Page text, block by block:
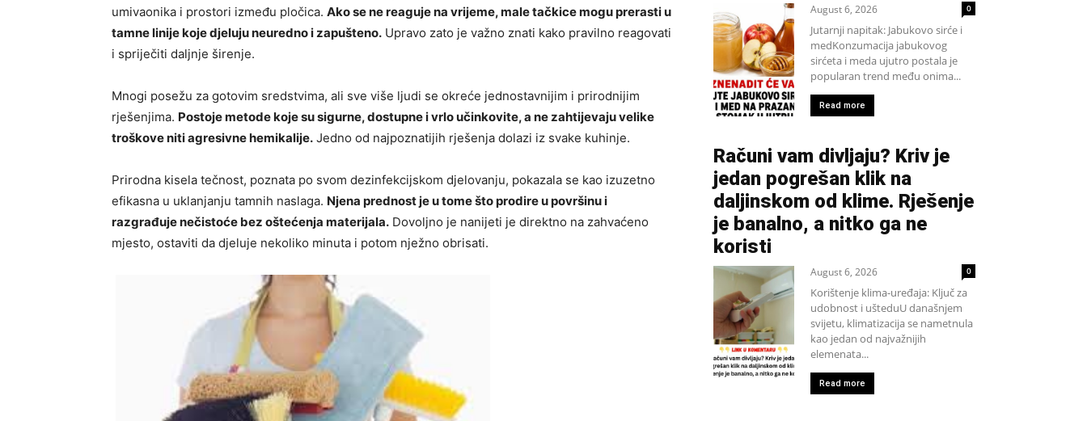
umivaonika i prostori između pločica. Ako se ne reaguje na vrijeme, male tačkice mogu prerasti u
tamne linije koje djeluju neuredno i zapušteno. Upravo zato je važno znati kako pravilno reagovati
i spriječiti daljnje širenje.
Mnogi posežu za gotovim sredstvima, ali sve više ljudi se okreće jednostavnijim i prirodnijim
rješenjima. Postoje metode koje su sigurne, dostupne i vrlo učinkovite, a ne zahtijevaju velike
troškove niti agresivne hemikalije. Jedno od najpoznatijih rješenja dolazi iz svake kuhinje.
Prirodna kisela tečnost, poznata po svom dezinfekcijskom djelovanju, pokazala se kao izuzetno
efikasna u uklanjanju tamnih naslaga. Njena prednost je u tome što prodire u površinu i
razgrađuje nečistoće bez oštećenja materijala. Dovoljno je nanijeti je direktno na zahvaćeno
mjesto, ostaviti da djeluje nekoliko minuta i potom nježno obrisati.
August 6, 2026 0
Jutarnji napitak: Jabukovo sirće i
medKonzumacija jabukovog
sirćeta i meda ujutro postala je
popularan trend među onima...
Read more
Računi vam divljaju? Kriv je
jedan pogrešan klik na
daljinskom od klime. Rješenje
je banalno, a nitko ga ne
koristi
August 6, 2026 0
Korištenje klima-uređaja: Ključ za
udobnost i ušteduU današnjem
svijetu, klimatizacija se nametnula
kao jedan od najvažnijih
elemenata...
Read more